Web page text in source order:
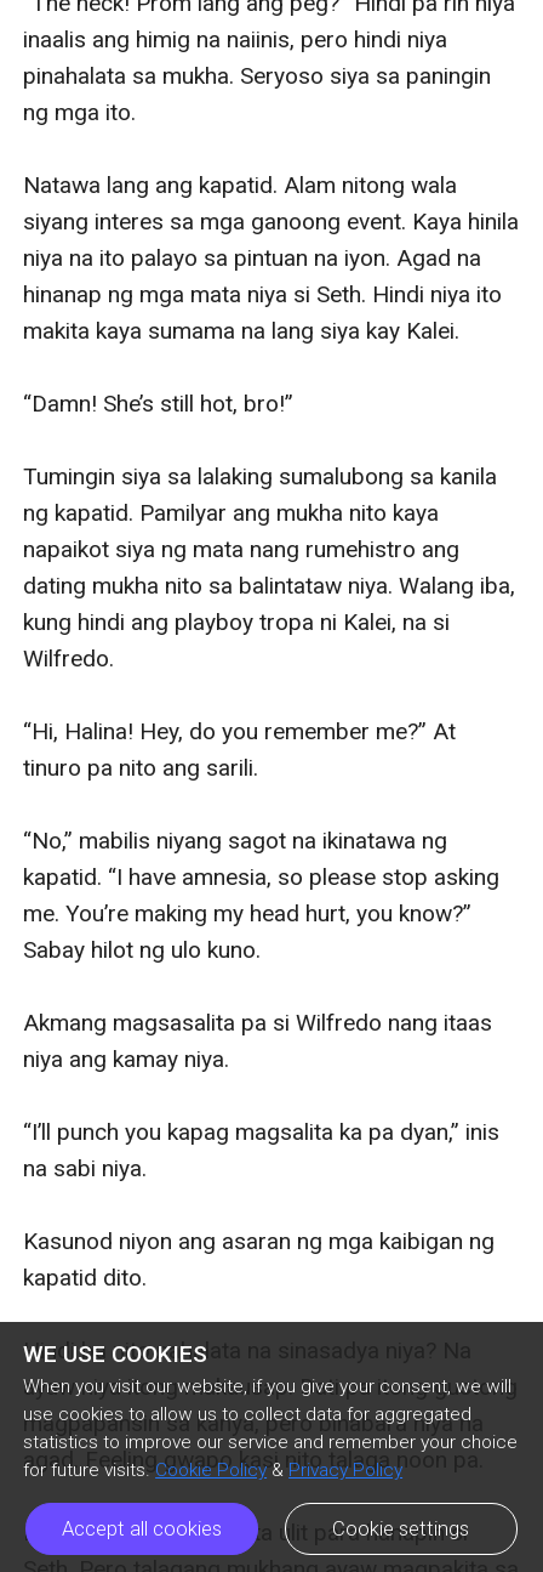
WE USE COOKIES
When you visit our website, if you give your consent, we will
use cookies to allow us to collect data for aggregated
statistics to improve our service and remember your choice
for future visits. Cookie Policy & Privacy Policy
Accept all cookies Cookie settings